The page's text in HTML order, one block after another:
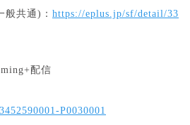
共通)： https://eplus.jp/sf/detail/33
配信
P0030001